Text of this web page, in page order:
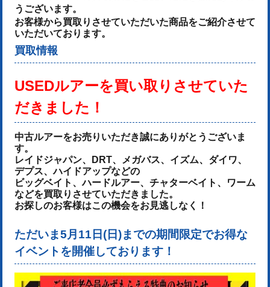
うございます。
お客様から買取りさせていただいた商品をご紹介させて
いただいております。
買取情報
USEDルアーを買い取りさせていた
だきました！
中古ルアーをお売りいただき誠にありがとうございま
す。
レイドジャパン、DRT、メガバス、イズム、ダイワ、
デプス、ハイドアップなどの
ビッグベイト、ハードルアー、チャターベイト、ワーム
などを買取りさせていただきました。
お探しのお客様はこの機会をお見逃しなく！
ただいま5月11日(日)までの期間限定でお得な
イベントを開催しております！